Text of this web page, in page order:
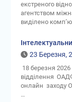
екстреного
агентством
виділено
23 Березня,
18 березня 2026
відділення
онлайн заходу
…